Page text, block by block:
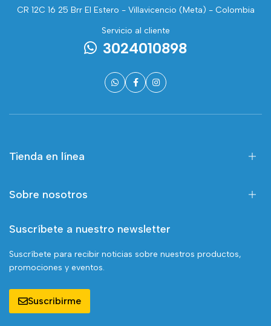
CR 12C 16 25 Brr El Estero - Villavicencio (Meta) - Colombia
Servicio al cliente
3024010898
Tienda en línea
Sobre nosotros
Suscríbete a nuestro newsletter
Suscríbete para recibir noticias sobre nuestros productos,
promociones y eventos.
Suscribirme